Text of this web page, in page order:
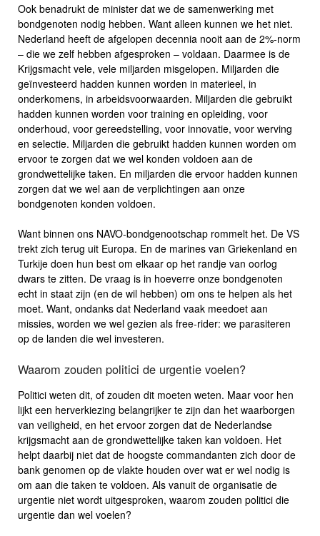
Ook benadrukt de minister dat we de samenwerking met
bondgenoten nodig hebben. Want alleen kunnen we het niet.
Nederland heeft de afgelopen decennia nooit aan de 2%-norm
– die we zelf hebben afgesproken – voldaan. Daarmee is de
Krijgsmacht vele, vele miljarden misgelopen. Miljarden die
geïnvesteerd hadden kunnen worden in materieel, in
onderkomens, in arbeidsvoorwaarden. Miljarden die gebruikt
hadden kunnen worden voor training en opleiding, voor
onderhoud, voor gereedstelling, voor innovatie, voor werving
en selectie. Miljarden die gebruikt hadden kunnen worden om
ervoor te zorgen dat we wel konden voldoen aan de
grondwettelijke taken. En miljarden die ervoor hadden kunnen
zorgen dat we wel aan de verplichtingen aan onze
bondgenoten konden voldoen.
Want binnen ons NAVO-bondgenootschap rommelt het. De VS
trekt zich terug uit Europa. En de marines van Griekenland en
Turkije doen hun best om elkaar op het randje van oorlog
dwars te zitten. De vraag is in hoeverre onze bondgenoten
echt in staat zijn (en de wil hebben) om ons te helpen als het
moet. Want, ondanks dat Nederland vaak meedoet aan
missies, worden we wel gezien als free-rider: we parasiteren
op de landen die wel investeren.
Waarom zouden politici de urgentie voelen?
Politici weten dit, of zouden dit moeten weten. Maar voor hen
lijkt een herverkiezing belangrijker te zijn dan het waarborgen
van veiligheid, en het ervoor zorgen dat de Nederlandse
krijgsmacht aan de grondwettelijke taken kan voldoen. Het
helpt daarbij niet dat de hoogste commandanten zich door de
bank genomen op de vlakte houden over wat er wel nodig is
om aan die taken te voldoen. Als vanuit de organisatie de
urgentie niet wordt uitgesproken, waarom zouden politici die
urgentie dan wel voelen?